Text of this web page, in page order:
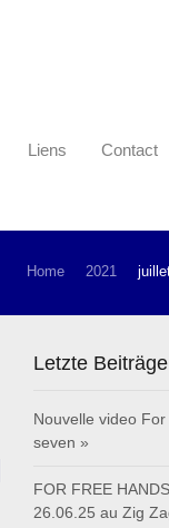
Liens Contact
Home 2021
Letzte Beiträge
Nouvelle video
seven »
FOR FREE
26.06.25 au Zig